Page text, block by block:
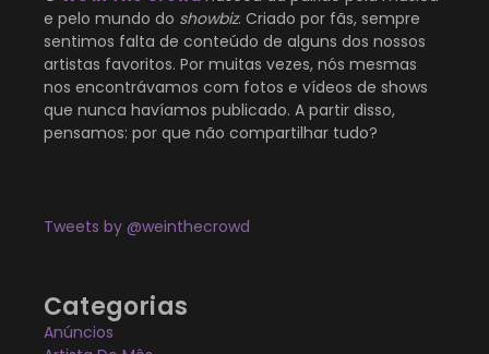
e pelo mundo do showbiz. Criado por fãs, sempre
sentimos falta de conteúdo de alguns dos nossos
artistas favoritos. Por muitas vezes, nós mesmas
nos encontrávamos com fotos e vídeos de shows
que nunca havíamos publicado. A partir disso,
pensamos: por que não compartilhar tudo?
Tweets by @weinthecrowd
Categorias
Anúncios